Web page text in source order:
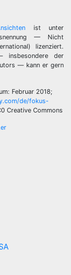
ist unter
— Nicht
lizenziert.
insbesondere der
— kann er gern
Februar 2018;
de/fokus-
Creative Commons